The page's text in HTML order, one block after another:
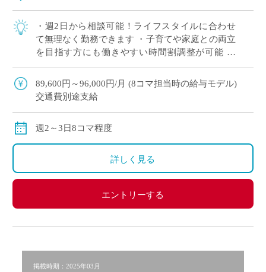
・週2日から相談可能！ライフスタイルに合わせ
て無理なく勤務できます ・子育てや家庭との両立
を目指す方にも働きやすい時間割調整が可能 ・
・中野エリアでアクセス良好。通勤負担を抑 […]
89,600円～96,000円/月 (8コマ担当時の給与モデル)
交通費別途支給
週2～3日8コマ程度
詳しく見る
エントリーする
掲載時期：2025年03月